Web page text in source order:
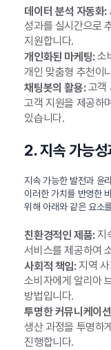
데이터 분석 자동화:
성과를 실시간으로
지원합니다.
개인화된 마케팅:소
개인 맞춤형 추천이
채팅봇의 활용:고객
고객 지원을 제공하
있습니다.
2. 지속 가능성
지속 가능한 발전과 윤
이러한 가치를 반영한
위해 아래와 같은 요소
친환경적인 제품:지
서비스를 제공하여
사회적 책임:지역 사
소비자에게 알리아
방법입니다.
투명한 커뮤니케이
생산 과정을 투명하
진행합니다.